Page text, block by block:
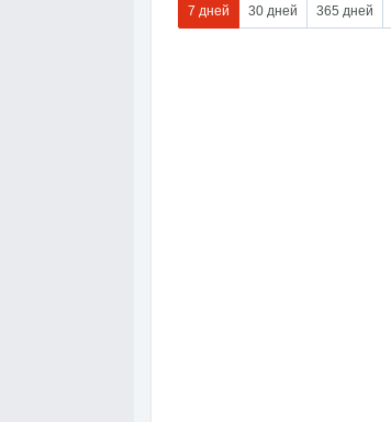
7 дней 30 дней 365 дней